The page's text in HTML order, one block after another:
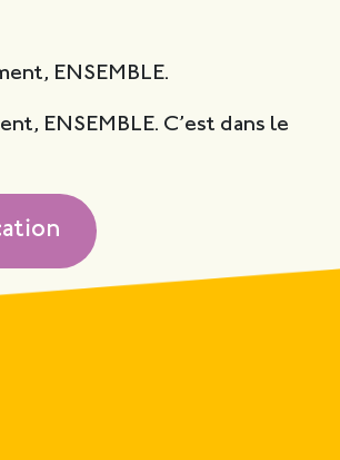
ENSEMBLE.
ENSEMBLE. C’est dans le